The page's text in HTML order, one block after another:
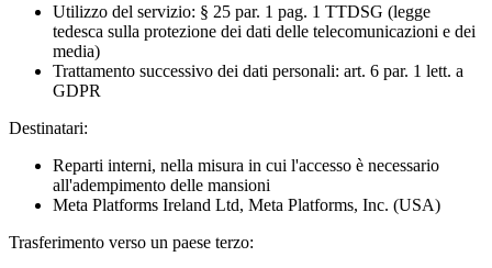
Utilizzo del servizio: § 25 par. 1 pag. 1 TTDSG (legge
tedesca sulla protezione dei dati delle telecomunicazioni e dei
media)
Trattamento successivo dei dati personali: art. 6 par. 1 lett. a
GDPR
Destinatari:
Reparti interni, nella misura in cui l'accesso è necessario
all'adempimento delle mansioni
Meta Platforms Ireland Ltd, Meta Platforms, Inc. (USA)
Trasferimento verso un paese terzo: